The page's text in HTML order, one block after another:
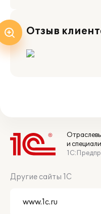
Отзыв
и
Другие сайты 1С